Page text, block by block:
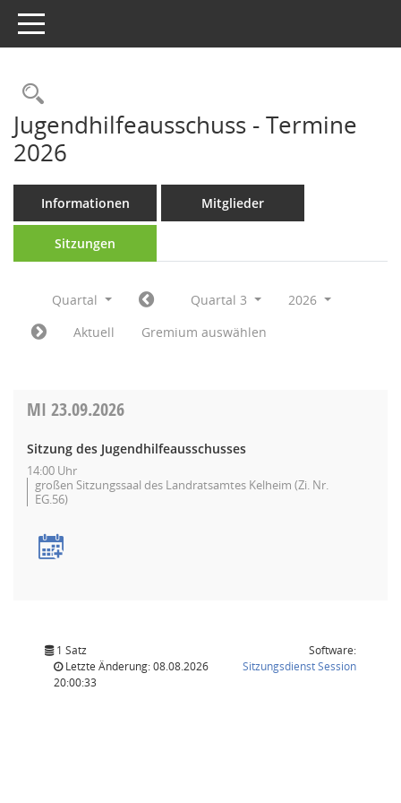
Toggle navigation
Rechercheauswahl
Jugendhilfeausschuss - Termine
2026
Informationen Mitglieder
Sitzungen
Quartal Quartal 3
2026
Aktuell
Gremium auswählen
MI 23.09.2026
Sitzung des Jugendhilfeausschusses
14:00 Uhr
großen Sitzungssaal des Landratsamtes Kelheim (Zi. Nr.
EG.56)
1 Satz
Letzte Änderung: 08.08.2026
20:00:33
Software:
SitzungsdienstSession(Wird in